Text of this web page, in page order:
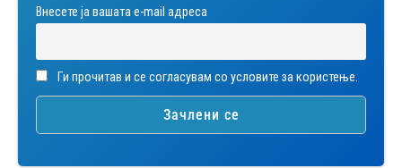
Внесете ја вашата е-mail адреса
Ги прочитав и се согласувам со условите за користење.